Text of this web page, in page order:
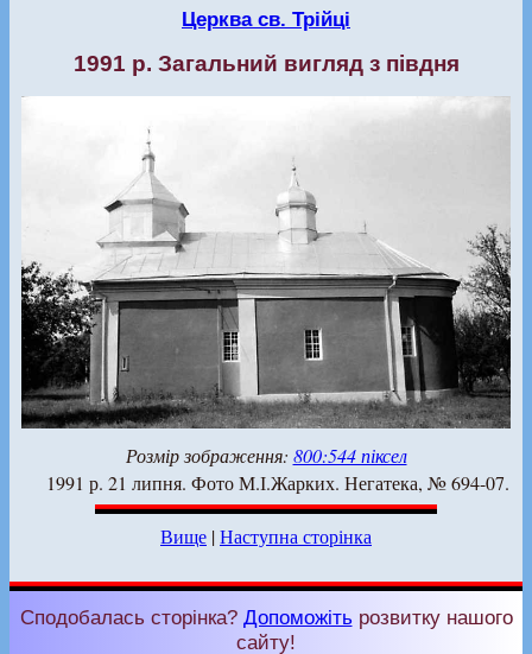
Церква св. Трійці
1991 р. Загальний вигляд з півдня
Розмір зображення: 800:544 піксел
1991 р. 21 липня. Фото М.І.Жарких. Негатека, № 694-07.
Вище |Наступна сторінка
Сподобалась сторінка? Допоможітьрозвитку нашого
сайту!